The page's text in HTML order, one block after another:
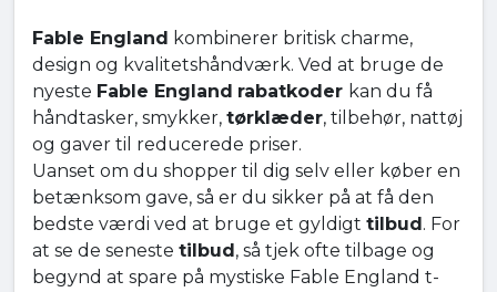
Fable England kombinerer britisk charme,
design og kvalitetshåndværk. Ved at bruge de
nyeste Fable England rabatkoder kan du få
håndtasker, smykker, tørklæder, tilbehør, nattøj
og gaver til reducerede priser.
Uanset om du shopper til dig selv eller køber en
betænksom gave, så er du sikker på at få den
bedste værdi ved at bruge et gyldigt tilbud . For
at se de seneste tilbud , så tjek ofte tilbage og
begynd at spare på mystiske Fable England t-